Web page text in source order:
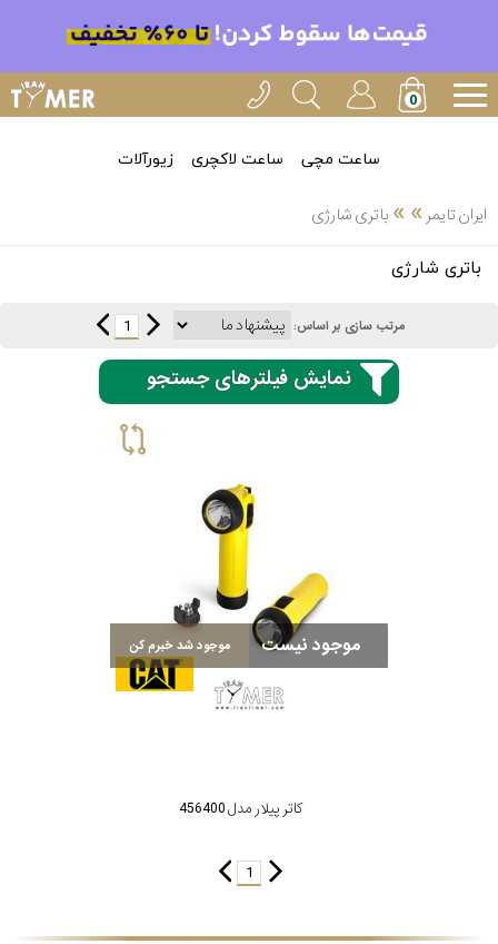
ساعت مچی ساعت لاکچری زیورآلات
ایران تایمر »
» باتری شارژی
باتری شارژی
مرتب سازی بر اساس: 1
نمایش فیلترهای جستجو
موجود نیست موجود شد خبرم کن
کاتر پیلار مدل 456400
1
انتخاب
بین 3